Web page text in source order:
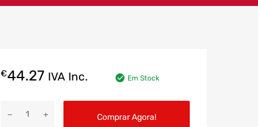
€44.27 IVA Inc. Em Stock
Comprar Agora!